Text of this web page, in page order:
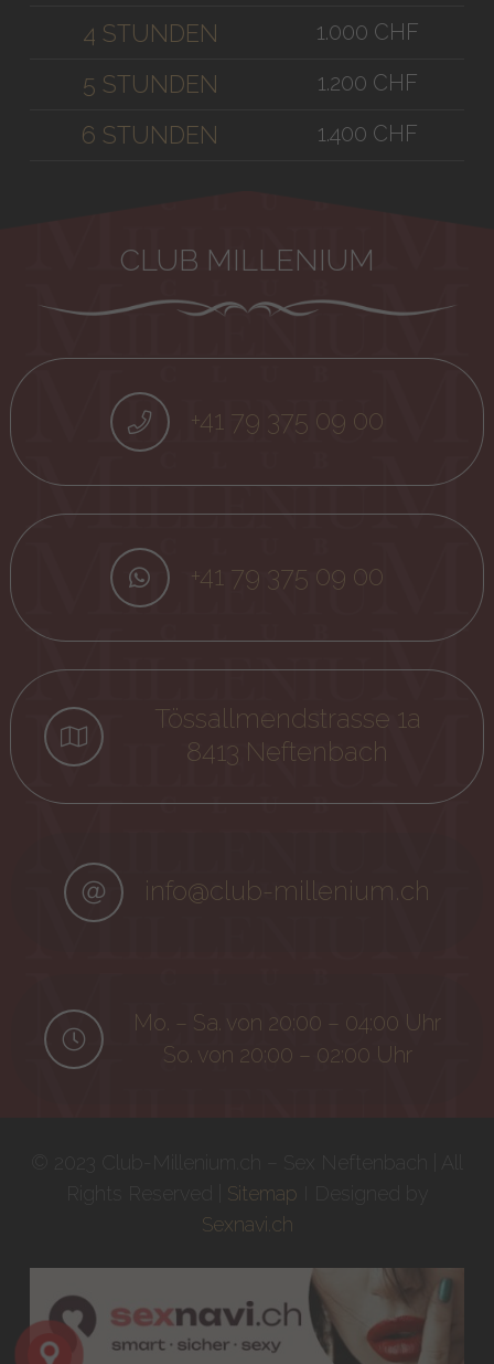
4 STUNDEN 1.000 CHF
5 STUNDEN 1.200 CHF
6 STUNDEN 1.400 CHF
CLUB MILLENIUM
+41 79 375 09 00
+41 79 375 09 00
Tössallmendstrasse 1a
8413 Neftenbach
info@club-millenium.ch
Mo. – Sa. von 20:00 – 04:00 Uhr
So. von 20:00 – 02:00 Uhr
Sitemap
Sexnavi.ch